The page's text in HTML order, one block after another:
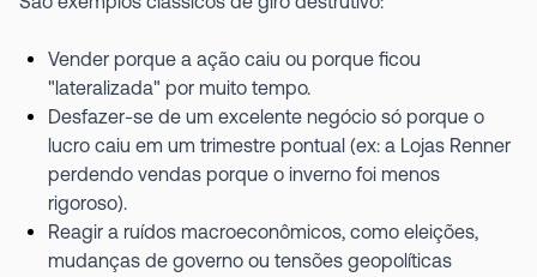
Vender porque a ação caiu ou porque ficou
"lateralizada" por muito tempo.
Desfazer-se de um excelente negócio só porque o
lucro caiu em um trimestre pontual (ex: a Lojas Renner
perdendo vendas porque o inverno foi menos
rigoroso).
Reagir a ruídos macroeconômicos, como eleições,
mudanças de governo ou tensões geopolíticas